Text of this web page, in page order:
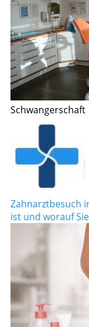
Schwangerschaft
Zahnarztbesuch
ist und worauf